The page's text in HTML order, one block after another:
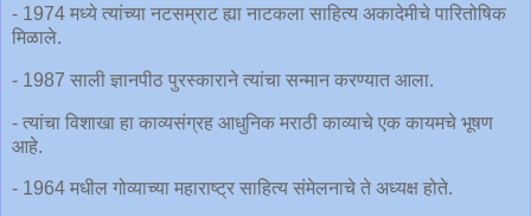
- 1974 मध्ये त्यांच्या नटसम्राट ह्या नाटकला साहित्य अकादेमीचे पारितोषिक
मिळाले.
- 1987 साली ज्ञानपीठ पुरस्काराने त्यांचा सन्मान करण्यात आला.
- त्यांचा विशाखा हा काव्यसंग्रह आधुनिक मराठी काव्याचे एक कायमचे भूषण
आहे.
- 1964 मधील गोव्याच्या महाराष्ट्र साहित्य संमेलनाचे ते अध्यक्ष होते.